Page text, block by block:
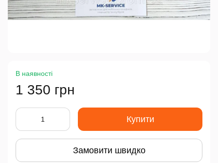
В наявності
1 350 грн
Купити
Замовити швидко